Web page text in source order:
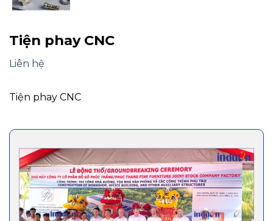
Tiện phay CNC
Liên hệ
Tiện phay CNC